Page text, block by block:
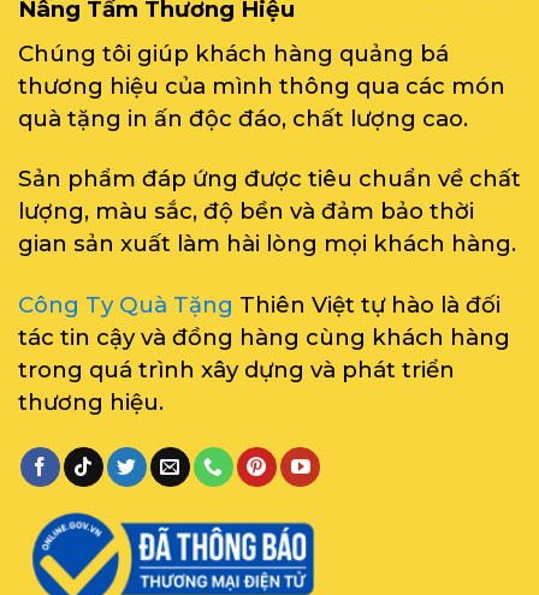
Nâng Tầm Thương Hiệu
Chúng tôi giúp khách hàng quảng bá
thương hiệu của mình thông qua các món
quà tặng in ấn độc đáo, chất lượng cao.
Sản phẩm đáp ứng được tiêu chuẩn về chất
lượng, màu sắc, độ bền và đảm bảo thời
gian sản xuất làm hài lòng mọi khách hàng.
Công Ty Quà Tặng Thiên Việt tự hào là đối
tác tin cậy và đồng hàng cùng khách hàng
trong quá trình xây dựng và phát triển
thương hiệu.